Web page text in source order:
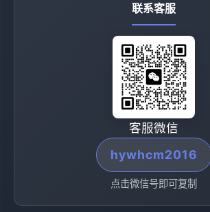
联系客服
客服微信
hywhcm2016
点击微信号即可复制